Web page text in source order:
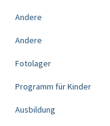
Andere
Andere
Fotolager
Programm für Kinder
Ausbildung